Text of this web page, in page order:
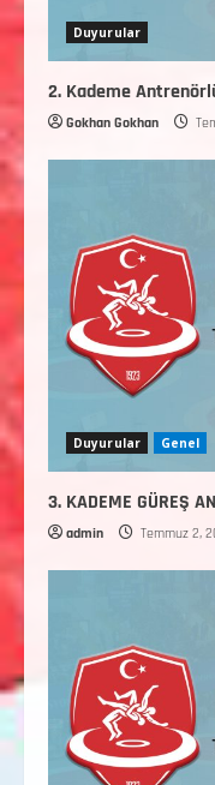
Duyurular
2. Kademe
Gokhan Gokhan
Duyurular Genel
3. KADEME GÜREŞ
admin Temmuz 2,